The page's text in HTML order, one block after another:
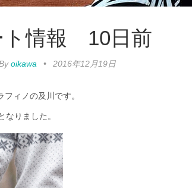
ト情報 10日前
oikawa • 2016年12月19日
ィノの及川です。
りました。